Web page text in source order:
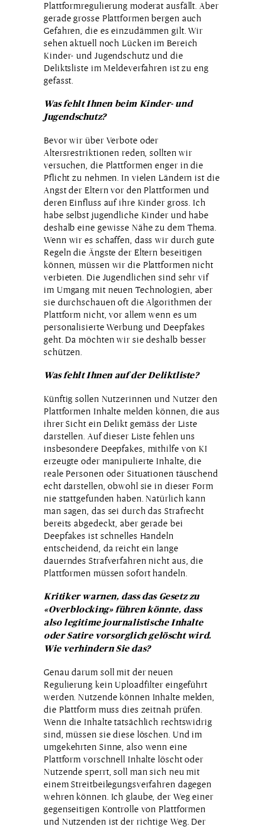
Plattformregulierung moderat ausfällt. Aber
gerade grosse Plattformen bergen auch
Gefahren, die es einzudämmen gilt. Wir
sehen aktuell noch Lücken im Bereich
Kinder- und Jugendschutz und die
Deliktsliste im Meldeverfahren ist zu eng
gefasst.
Was fehlt Ihnen beim Kinder- und
Jugendschutz?
Bevor wir über Verbote oder
Altersrestriktionen reden, sollten wir
versuchen, die Plattformen enger in die
Pflicht zu nehmen. In vielen Ländern ist die
Angst der Eltern vor den Plattformen und
deren Einfluss auf ihre Kinder gross. Ich
habe selbst jugendliche Kinder und habe
deshalb eine gewisse Nähe zu dem Thema.
Wenn wir es schaffen, dass wir durch gute
Regeln die Ängste der Eltern beseitigen
können, müssen wir die Plattformen nicht
verbieten. Die Jugendlichen sind sehr vif
im Umgang mit neuen Technologien, aber
sie durchschauen oft die Algorithmen der
Plattform nicht, vor allem wenn es um
personalisierte Werbung und Deepfakes
geht. Da möchten wir sie deshalb besser
schützen.
Was fehlt Ihnen auf der Deliktliste?
Künftig sollen Nutzerinnen und Nutzer den
Plattformen Inhalte melden können, die aus
ihrer Sicht ein Delikt gemäss der Liste
darstellen. Auf dieser Liste fehlen uns
insbesondere Deepfakes, mithilfe von KI
erzeugte oder manipulierte Inhalte, die
reale Personen oder Situationen täuschend
echt darstellen, obwohl sie in dieser Form
nie stattgefunden haben. Natürlich kann
man sagen, das sei durch das Strafrecht
bereits abgedeckt, aber gerade bei
Deepfakes ist schnelles Handeln
entscheidend, da reicht ein lange
dauerndes Strafverfahren nicht aus, die
Plattformen müssen sofort handeln.
Kritiker warnen, dass das Gesetz zu
«Overblocking» führen könnte, dass
also legitime journalistische Inhalte
oder Satire vorsorglich gelöscht wird.
Wie verhindern Sie das?
Genau darum soll mit der neuen
Regulierung kein Uploadfilter eingeführt
werden. Nutzende können Inhalte melden,
die Plattform muss dies zeitnah prüfen.
Wenn die Inhalte tatsächlich rechtswidrig
sind, müssen sie diese löschen. Und im
umgekehrten Sinne, also wenn eine
Plattform vorschnell Inhalte löscht oder
Nutzende sperrt, soll man sich neu mit
einem Streitbeilegungsverfahren dagegen
wehren können. Ich glaube, der Weg einer
gegenseitigen Kontrolle von Plattformen
und Nutzenden ist der richtige Weg. Der